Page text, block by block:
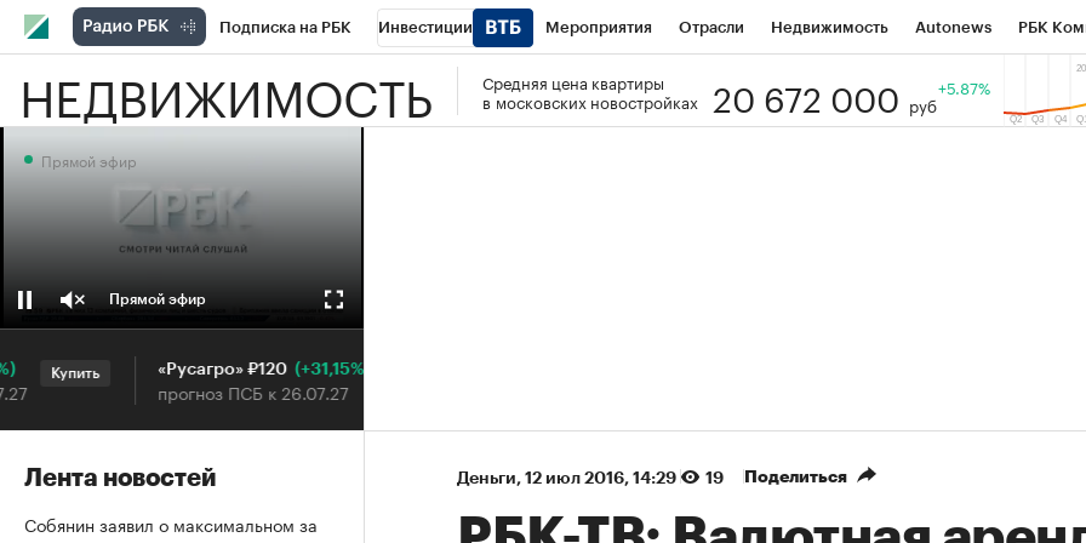
Подписка на РБК Инвестиции Мероприятия Отрасли Недвижимость Autonews РБК
РБК Вино Спорт Школа управления РБК РБК Образование Тренды
Кредитные рейтинги
Проверка контрагентов
НЕДВИЖИМОСТЬ
Средняя цена квартиры
в московских новостройках
20 672 000 руб
+5.87%
Деньги⁠, 12 июл 2016, 14:29 19 Поделиться
Прямой эфир
Прямой эфир
Купить «Русагро» ₽120 (+31,15%)
прогноз ПСБ к 26.07.27
Лента новостей
Собянин заявил о максимальном за